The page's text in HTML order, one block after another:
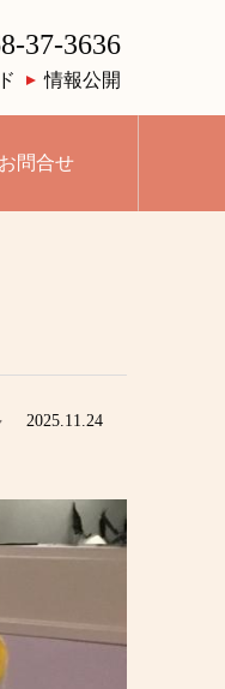
37-3636
情報公開
お問合せ
2025.11.24